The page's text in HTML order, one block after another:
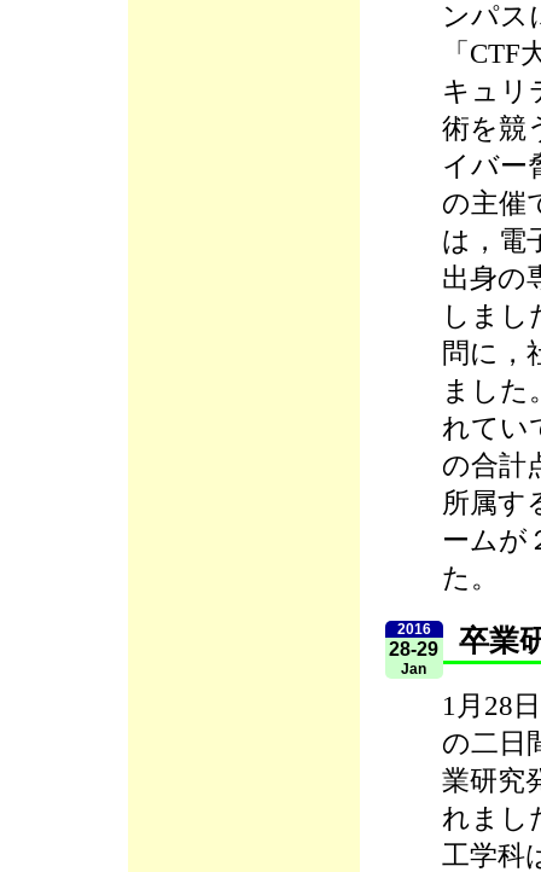
ンパス
「CTF
キュリ
術を競
イバー
の主催
は，電
出身の
しまし
問に，
ました
れてい
の合計
所属す
ームが
た。
2016
28-29
Jan
卒業
1月28
の二日
業研究
れまし
工学科